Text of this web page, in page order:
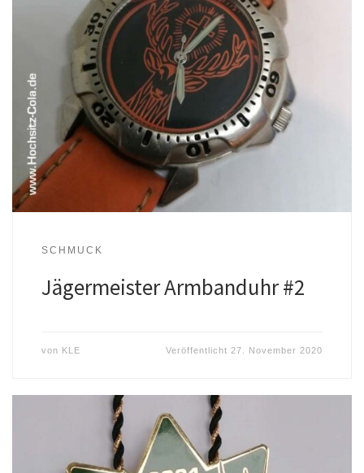
SCHMUCK
Jägermeister Armbanduhr #2
von KLE Veröffentlicht 27. November 2020